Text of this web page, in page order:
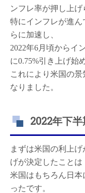
ンフレ率が押し上げ
特にインフレが進ん
らに加速し、
2022年6月頃からイ
に0.75%引き上げ始
これにより米国の
なりました。
2022年下
まずは米国の利上げ
げが決定したことは
米国はもちろん日
ったです。